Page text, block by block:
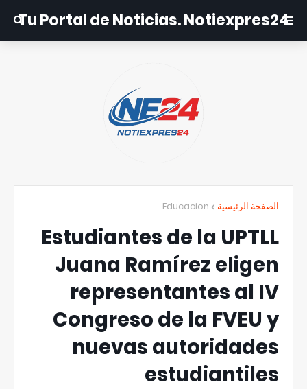
Tu Portal de Noticias. Notiexpres24
الصفحة الرئيسية Educacion
Estudiantes de la UPTLL
Juana Ramírez eligen
representantes al IV
Congreso de la FVEU y
nuevas autoridades
estudiantiles